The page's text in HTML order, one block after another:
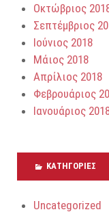
Οκτώβριος
Σεπτέμβριος
Ιούνιος 2018
Μάιος 2018
Απρίλιος 2018
Φεβρουάριος
Ιανουάριος
KΑΤΗΓΟΡΊΕΣ
Uncategorized